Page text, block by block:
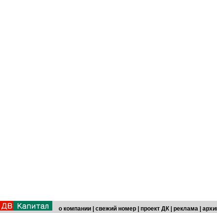
о компании свежий номер проект ДК реклама